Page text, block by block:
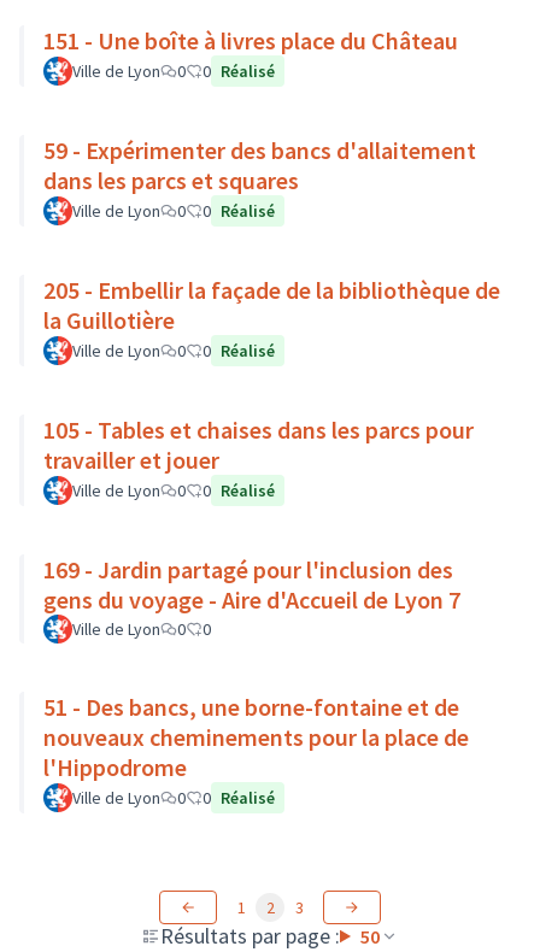
151 - Une boîte à livres place du Château
Ville de Lyon 0 0 Réalisé
59 - Expérimenter des bancs d'allaitement
dans les parcs et squares
Ville de Lyon 0 0 Réalisé
205 - Embellir la façade de la bibliothèque de
la Guillotière
Ville de Lyon 0 0 Réalisé
105 - Tables et chaises dans les parcs pour
travailler et jouer
Ville de Lyon 0 0 Réalisé
169 - Jardin partagé pour l'inclusion des
gens du voyage - Aire d'Accueil de Lyon 7
Ville de Lyon 0 0
51 - Des bancs, une borne-fontaine et de
nouveaux cheminements pour la place de
l'Hippodrome
Ville de Lyon 0 0 Réalisé
Résultats par page : 50
1 2 3